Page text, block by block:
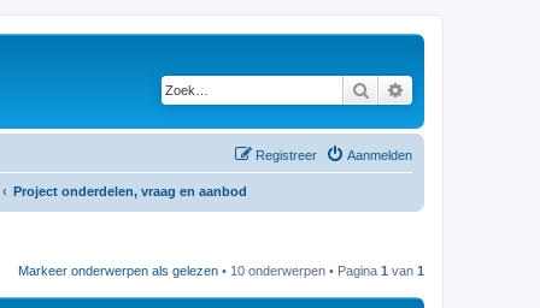
Zoek
Aanmelden
Registreer
Project onderdelen, vraag en aanbod
Markeer onderwerpen als gelezen • 10 onderwerpen • Pagina 1 van 1